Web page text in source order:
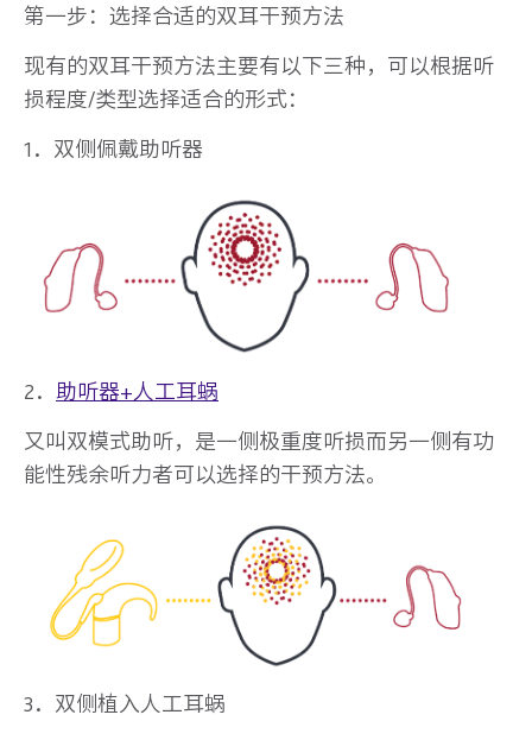
第一步：选择合适的双耳干预方法
现有的双耳干预方法主要有以下三种，可以根据听
损程度/类型选择适合的形式：
1．双侧佩戴助听器
2． 助听器+人工耳蜗
又叫双模式助听，是一侧极重度听损而另一侧有功
能性残余听力者可以选择的干预方法。
3．双侧植入人工耳蜗